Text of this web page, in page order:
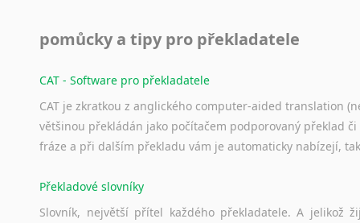
pomůcky a tipy pro překladatele
CAT - Software pro překladatele
CAT je zkratkou z anglického computer-aided translation
většinou překládán jako počítačem podporovaný překlad
fráze a při dalším překladu vám je automaticky nabízejí,
Překladové slovníky
Slovník, největší přítel každého překladatele. A jelikož